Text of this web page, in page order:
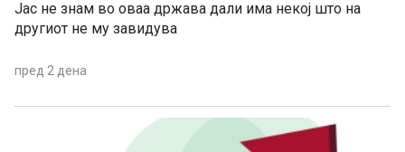
Јас не знам во оваа држава дали има некој што на
другиот не му завидува
пред 2 дена